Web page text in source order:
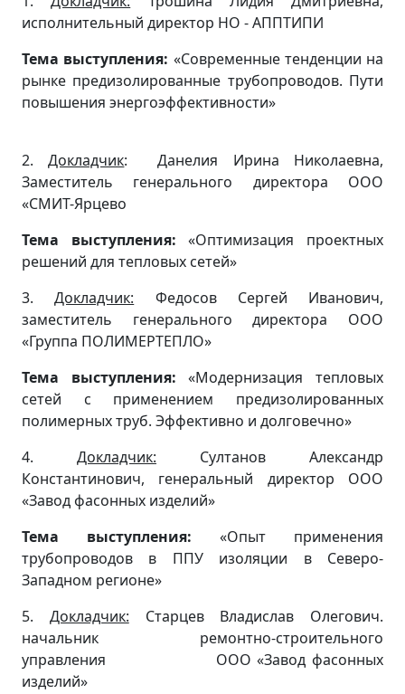
исполнительный директор НО - АППТИПИ
Тема выступления: «Современные тенденции на
рынке предизолированные трубопроводов. Пути
повышения энергоэффективности»
2.Докладчик: Данелия Ирина Николаевна,
Заместитель генерального директора ООО
«СМИТ-Ярцево
Тема выступления: «Оптимизация проектных
решений для тепловых сетей»
3.Докладчик: Федосов Сергей Иванович,
заместитель генерального директора ООО
«Группа ПОЛИМЕРТЕПЛО»
Тема выступления: «Модернизация тепловых
сетей с применением предизолированных
полимерных труб. Эффективно и долговечно»
4. Докладчик: Султанов Александр
Константинович, генеральный директор ООО
«Завод фасонных изделий»
Тема выступления: «Опыт применения
трубопроводов в ППУ изоляции в Северо-
Западном регионе»
5. Докладчик: Старцев Владислав Олегович.
начальник ремонтно-строительного
управления ООО «Завод фасонных
изделий»